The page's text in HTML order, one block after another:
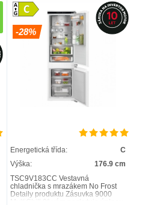
-28%
Energetická třída:
C
Výška:
176.9 cm
TSC9V183CC Vestavná
chladnička s mrazákem No Frost
Detaily produktu Zásuvka 9000